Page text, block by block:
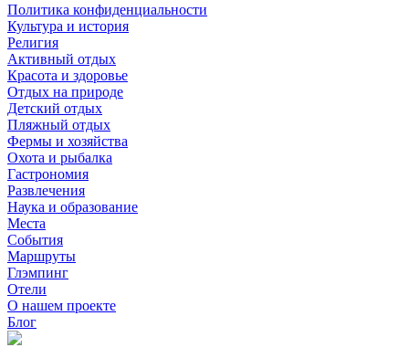
Политика конфиденциальности
Культура и история
Религия
Активный отдых
Красота и здоровье
Отдых на природе
Детский отдых
Пляжный отдых
Фермы и хозяйства
Охота и рыбалка
Гастрономия
Развлечения
Наука и образование
Места
События
Маршруты
Глэмпинг
Отели
О нашем проекте
Блог